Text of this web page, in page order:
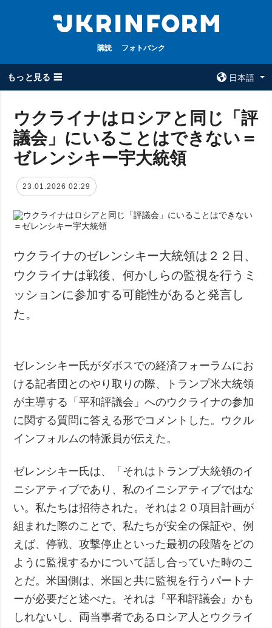
購読 フォトバンク
もっと見る ☰
日本語
全てのトピック
戦争
政治
経済・復興
防衛
社会・文化
スポーツ
ウクルインフォ
ルム
ウクルインフォル
インタビュー
写真
動画
フォトバンク
ウクライナはロシアと同じ「評
議会」にいることはできない＝
ゼレンシキー宇大統領
23.01.2026 02:29
ウクライナのゼレンシキー大統領は２２日、
ウクライナは戦後、何かしらの監視を行うミ
ッションに参加する可能性があると発言し
た。
ゼレンシキー氏がダボスでの経済フォーラムにお
ける記者団とのやり取りの際、トランプ米大統領
が主導する「平和評議会」へのウクライナの参加
に関する質問に答える形でコメントした。ウクル
インフォルムの特派員が伝えた。
ゼレンシキー氏は、「それはトランプ大統領のイ
ニシアティブであり、私のイニシアティブではな
い。私たちは招待された。それは２０項目計画が
組まれた際のことで、私たちが安全の保証や、例
えば、停戦、攻撃停止といった最初の段階をどの
ように監視するかについて話し合っていた時のこ
とだ。米国側は、米国と共に監視を行うパートナ
ーが必要だと述べた。それは『平和評議会』かも
しれないし、両当事者であるロシア人とウクライ